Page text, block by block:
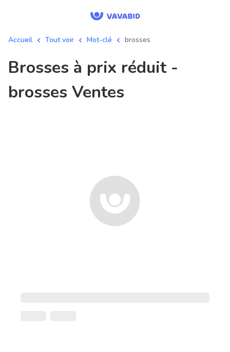
Accueil Tout voir Mot-clé brosses
brosses à prix réduit -
brosses Ventes